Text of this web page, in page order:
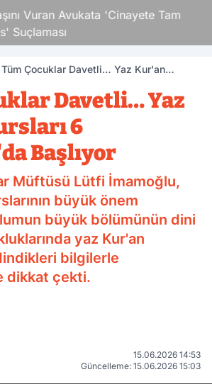
Vuran Avukata 'Cinayete Tam
Suçlaması
Tüm Çocuklar Davetli… Yaz Kur'an
Davetli… Yaz
6
Başlıyor
Müftüsü Lütfi İmamoğlu,
büyük önem
büyük bölümünün dini
yaz Kur'an
bilgilerle
dikkat çekti.
15.06.2026 14:53
Güncelleme: 15.06.2026 15:03